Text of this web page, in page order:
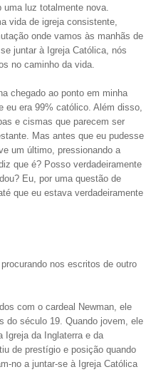
luz totalmente nova.
vida de igreja consistente,
onde vamos às manhãs de
juntar à Igreja Católica, nós
no caminho da vida.
chegado ao ponto em minha
eu era 99% católico. Além disso,
e cismas que parecem ser
Mas antes que eu pudesse
um último, pressionando a
que é? Posso verdadeiramente
Eu, por uma questão de
que eu estava verdadeiramente
nos escritos de outro
com o cardeal Newman, ele
do século 19. Quando jovem, ele
Igreja da Inglaterra e da
de prestígio e posição quando
no a juntar-se à Igreja Católica